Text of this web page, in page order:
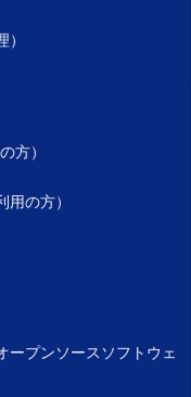
方）
の方）
ープンソースソフトウェ